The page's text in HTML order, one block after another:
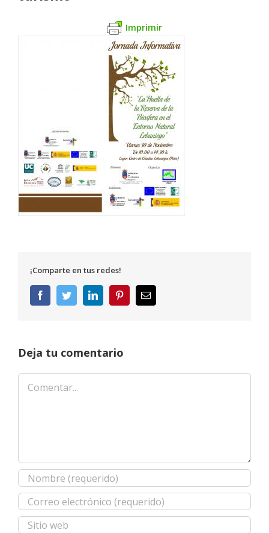
Imprimir
¡Comparte en tus redes!
FacebookTwitterLinkedInPinterestCorreo
electrónico
Deja tu comentario
Comentar